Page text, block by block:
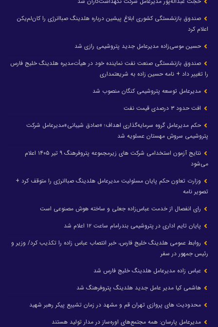
صندوق بازنشستگی کشوری ابلاغ پیشین درباره هلدینگ صباانرژی را کان‌لم‌یکن
اعلام کرد
حسین موسی‌زاده مدیرعامل جدید پتروشیمی رازی شد
صندوق بازنشستگی صنعت نفت نماینده خود در هیأت‌مدیره هلدینگ خلیج فارس
را تغییر داد + نامه حسین زاده به شریعتمداری
مدیرعامل توسعه پتروشیمی کنگان منصوب شد
افت حدود ۳ درصدی قیمت نفت
حکم مدیرعامل گروه سرمایه‌گذاری اهداف؛ «صادق شیبانی»مدیرعامل شرکت
پتروشیمی سروش مهستان عسلویه شد
نتایج آزمون استخدامی شرکت های زیرمجموعه پتروفرهنگ ۹ تیر ۱۴۰۵ اعلام
می‌شود
وزارت تعاون حکم پایان مسئولیت مدیرعامل هلدینگ صباانرژی را متوقف کرد +
تصویر نامه
رای انفصال از خدمت عباس‌زاده جعلی و ساخته هوش مصنوعی است
پایان تایم اداری در پتروشیمی بندرامام ساعت ۱۲ اعلام شد
روابط عمومی هلدینگ خلیج فارس، خبر انتصاب عباس زاده را تکذیب کرد/ وزیر و
رئیس جمهور در سفر
عباس زاده مدیرعامل هلدینگ خلیج فارس شد
هاشمی کیا مدیر عامل جدید هلدینگ پتروفرهنگ شد
محدودیت های پروازی تهران قم و مشهد در زمان تشییع پیکر رهبر شهید
مدیرعامل پارسان: همه مجتمع‌های اوره‌ساز در مدار تولید هستند